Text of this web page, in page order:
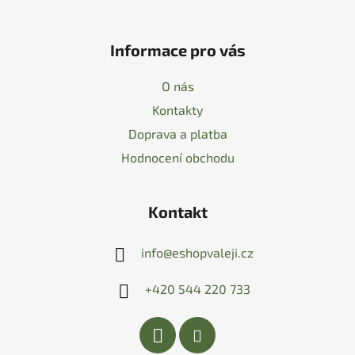
Informace pro vás
O nás
Kontakty
Doprava a platba
Hodnocení obchodu
Kontakt
info@eshopvaleji.cz
+420 544 220 733